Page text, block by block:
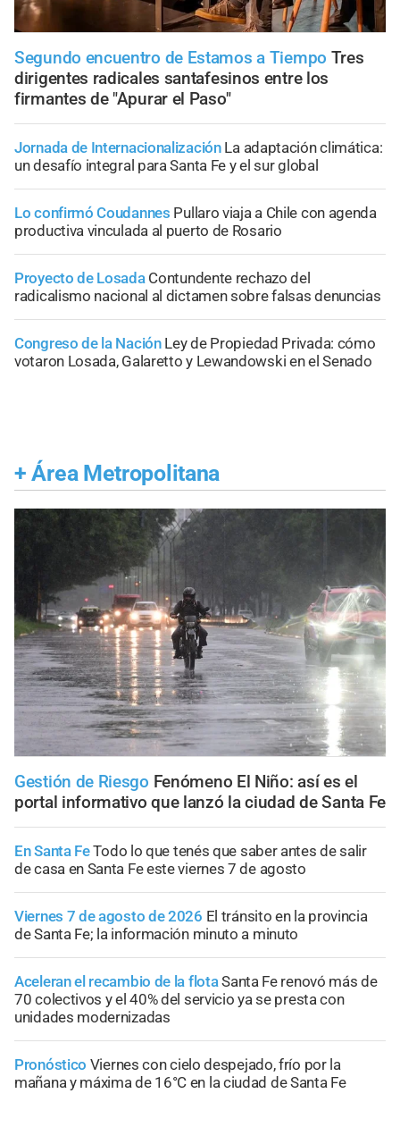
Segundo encuentro de Estamos a Tiempo Tres
dirigentes radicales santafesinos entre los
firmantes de "Apurar el Paso"
Jornada de Internacionalización La adaptación climática:
un desafío integral para Santa Fe y el sur global
Lo confirmó Coudannes Pullaro viaja a Chile con agenda
productiva vinculada al puerto de Rosario
Proyecto de Losada Contundente rechazo del
radicalismo nacional al dictamen sobre falsas denuncias
Congreso de la Nación Ley de Propiedad Privada: cómo
votaron Losada, Galaretto y Lewandowski en el Senado
+ Área Metropolitana
Gestión de Riesgo Fenómeno El Niño: así es el
portal informativo que lanzó la ciudad de Santa Fe
En Santa FeTodo lo que tenés que saber antes de salir
de casa en Santa Fe este viernes 7 de agosto
Viernes 7 de agosto de 2026 El tránsito en la provincia
de Santa Fe; la información minuto a minuto
Aceleran el recambio de la flotaSanta Fe renovó más de
70 colectivos y el 40% del servicio ya se presta con
unidades modernizadas
Pronóstico Viernes con cielo despejado, frío por la
mañana y máxima de 16°C en la ciudad de Santa Fe